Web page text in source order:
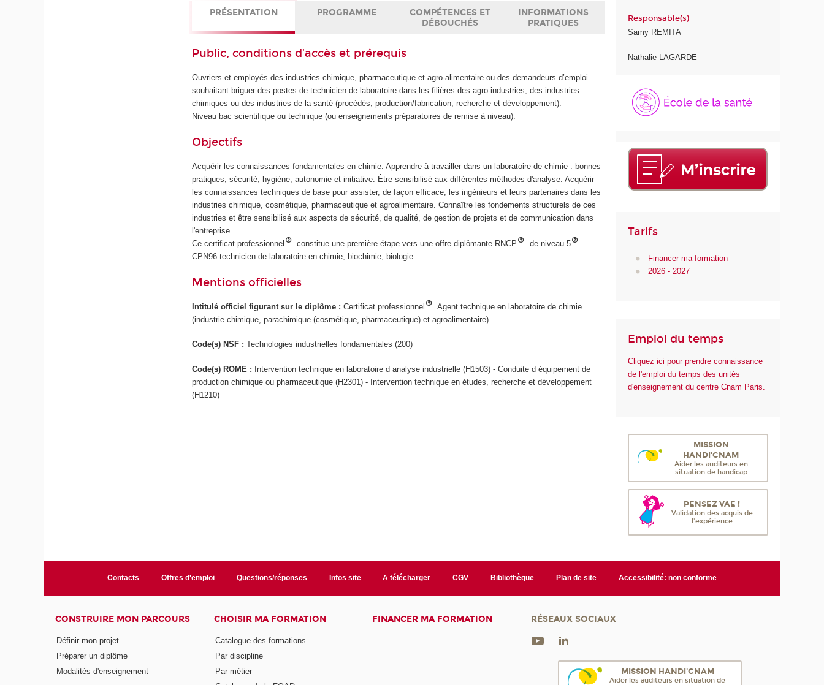
PRÉSENTATION PROGRAMME
COMPÉTENCES ET
DÉBOUCHÉS
INFORMATIONS
PRATIQUES
Public, conditions d’accès et prérequis
Ouvriers et employés des industries chimique, pharmaceutique et agro-alimentaire ou des demandeurs d’emploi
souhaitant briguer des postes de technicien de laboratoire dans les filières des agro-industries, des industries
chimiques ou des industries de la santé (procédés, production/fabrication, recherche et développement).
Niveau bac scientifique ou technique (ou enseignements préparatoires de remise à niveau).
Objectifs
Acquérir les connaissances fondamentales en chimie. Apprendre à travailler dans un laboratoire de chimie : bonnes
pratiques, sécurité, hygiène, autonomie et initiative. Être sensibilisé aux différentes méthodes d'analyse. Acquérir
les connaissances techniques de base pour assister, de façon efficace, les ingénieurs et leurs partenaires dans les
industries chimique, cosmétique, pharmaceutique et agroalimentaire. Connaître les fondements structurels de ces
industries et être sensibilisé aux aspects de sécurité, de qualité, de gestion de projets et de communication dans
l'entreprise.
Ce certificat professionnel
constitue une première étape vers une offre diplômante RNCP
de niveau 5
CPN96 technicien de laboratoire en chimie, biochimie, biologie.
Mentions officielles
Intitulé officiel figurant sur le diplôme :Certificat professionnel
Agent technique en laboratoire de chimie
(industrie chimique, parachimique (cosmétique, pharmaceutique) et agroalimentaire)
Code(s) NSF :Technologies industrielles fondamentales (200)
Code(s) ROME : Intervention technique en laboratoire d analyse industrielle (H1503) - Conduite d équipement de
production chimique ou pharmaceutique (H2301) - Intervention technique en études, recherche et développement
(H1210)
Responsable(s)
Samy REMITA
Nathalie LAGARDE
Tarifs
Financer ma formation
2026 - 2027
Emploi du temps
Cliquez ici pour prendre connaissance
de l'emploi du temps des unités
d'enseignement du centre Cnam Paris.
MISSION
HANDI'CNAM
Aider les auditeurs en
situation de handicap
PENSEZ VAE !
Validation des acquis de
l'expérience
Contacts Offres d'emploi Questions/réponses Infos site A télécharger CGV Bibliothèque Plan de site Accessibilité: non conforme
CONSTRUIRE MON PARCOURS
Définir mon projet
Préparer un diplôme
Modalités d'enseignement
CHOISIR MA FORMATION
Catalogue des formations
Par discipline
Par métier
FINANCER MA FORMATION RÉSEAUX SOCIAUX
MISSION HANDI'CNAM
Aider les auditeurs en situation de